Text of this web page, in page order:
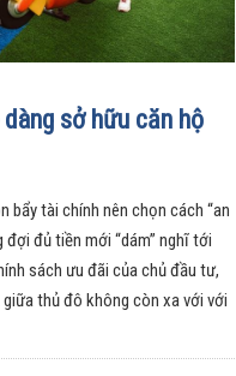
sở hữu căn hộ
bẩy tài chính nên chọn cách “an
đủ tiền mới “dám” nghĩ tới
sách ưu đãi của chủ đầu tư,
thủ đô không còn xa với với